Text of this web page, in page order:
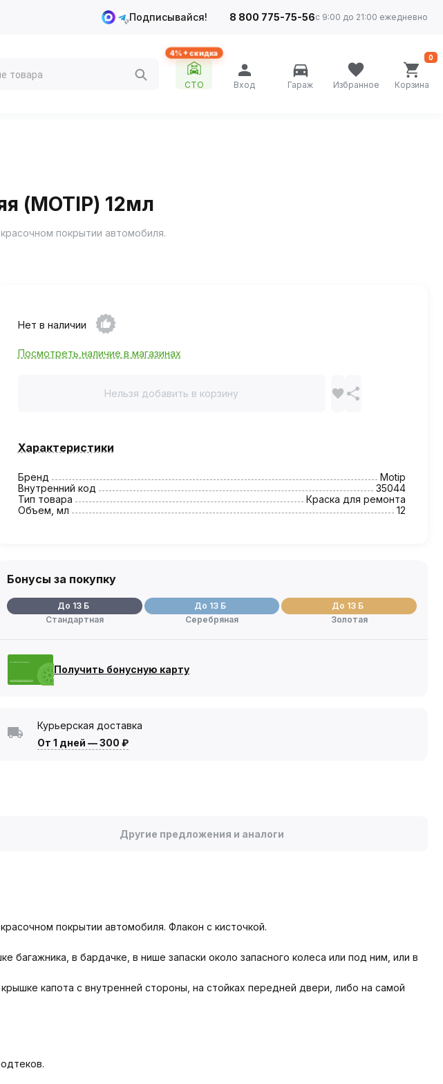
Подписывайся! 8 800 775-75-56с 9:00 до 21:00 ежедневно
4%+ скидка
СТО Вход Гараж Избранное Корзина
0
(MOTIP) 12мл
покрытии автомобиля.
Нет в наличии
Посмотреть наличие в магазинах
Нельзя добавить в корзину
Характеристики
Бренд
Motip
Внутренний код
35044
Тип товара
Краска для ремонта
Объем, мл
12
Бонусы за покупку
До 13 Б
Стандартная
До 13 Б
Серебряная
До 13 Б
Золотая
Получить бонусную карту
Курьерская доставка
От 1 дней —300 ₽
Другие предложения и аналоги
покрытии автомобиля. Флакон с кисточкой.
в бардачке, в нише запаски около запасного колеса или под ним, или в
капота с внутренней стороны, на стойках передней двери, либо на самой